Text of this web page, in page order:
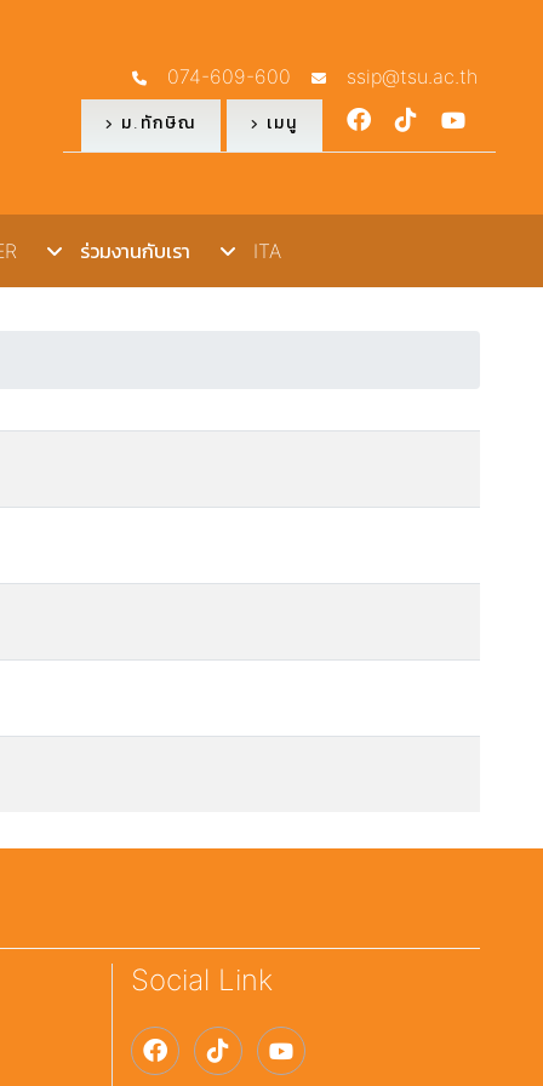
074-609-600 ssip@tsu.ac.th
ม.ทักษิณ เมนู
ร่วมงานกับเรา ITA
Social Link